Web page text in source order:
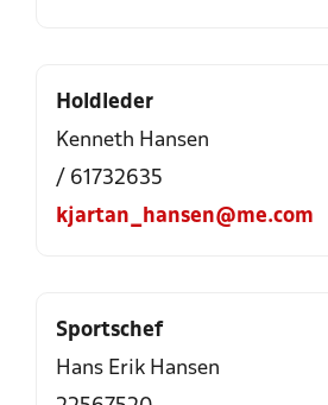
Holdleder
Kenneth Hansen
/ 61732635
kjartan_hansen@me.com
Sportschef
Hans Erik Hansen